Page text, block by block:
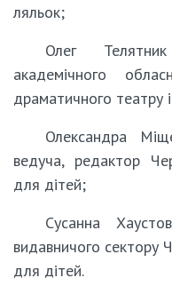
ляльок;
Олег
академічного
драматичного театру
Олександра
ведуча, редактор
для дітей;
Сусанна
видавничого сектору
для дітей.